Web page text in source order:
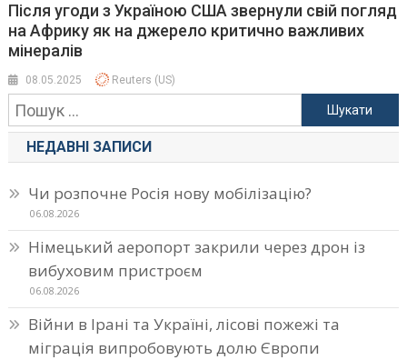
Після угоди з Україною США звернули свій погляд
на Африку як на джерело критично важливих
мінералів
08.05.2025 Reuters (US)
Пошук:
НЕДАВНІ ЗАПИСИ
Чи розпочне Росія нову мобілізацію?
06.08.2026
Німецький аеропорт закрили через дрон із
вибуховим пристроєм
06.08.2026
Війни в Ірані та Україні, лісові пожежі та
міграція випробовують долю Європи